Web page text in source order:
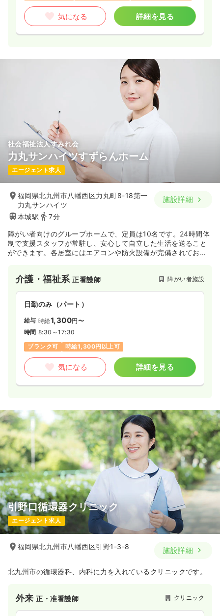
気になる 詳細を見る
社会福祉法人すみれ会
力丸サンハイツすずらんホーム
エージェント求人
福岡県北九州市八幡西区力丸町8-18第一
力丸サンハイツ
本城駅
7分
施設詳細
障がい者向けのグループホームで、定員は10名です。24時間体
制で支援スタッフが常駐し、安心して自立した生活を送ること
ができます。各居室にはエアコンや防火設備が完備されてお
です。
介護・福祉系正看護師 障がい者施設
日勤のみ（パート）
給与 時給1,300円〜
時間 8:30～17:30
ブランク可
時給1,300円以上可
気になる 詳細を見る
引野口循環器クリニック
エージェント求人
福岡県北九州市八幡西区引野1-3-8 施設詳細
北九州市の循環器科、内科に力を入れているクリニックです。
外来正・准看護師 クリニック